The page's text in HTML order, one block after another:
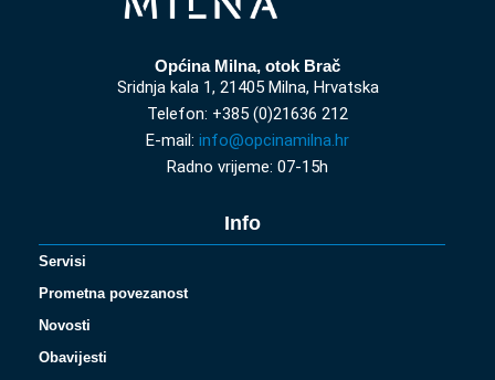
Općina Milna, otok Brač
Sridnja kala 1, 21405 Milna, Hrvatska
Telefon: +385 (0)21636 212
E-mail: info@opcinamilna.hr
Radno vrijeme: 07-15h
Info
Servisi
Prometna povezanost
Novosti
Obavijesti